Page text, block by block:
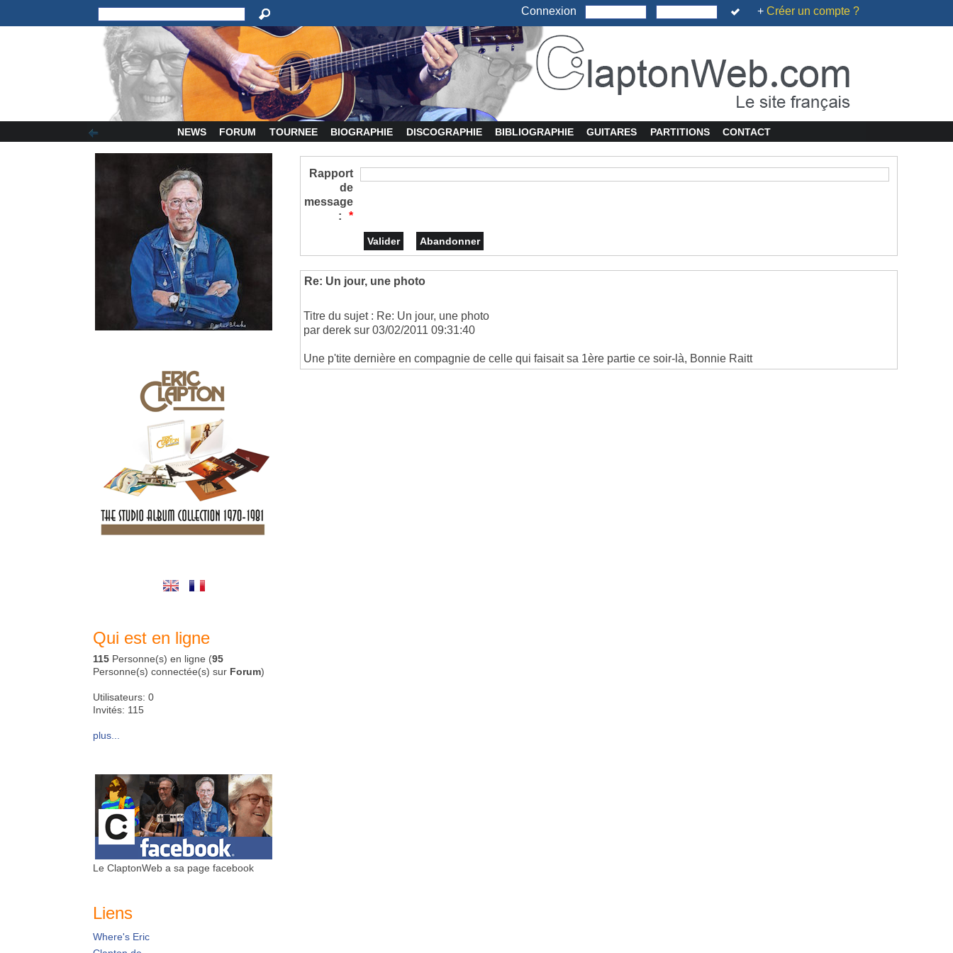
Connexion + Créer un compte ?
NEWS FORUM TOURNEE BIOGRAPHIE DISCOGRAPHIE BIBLIOGRAPHIE GUITARES PARTITIONS CONTACT
Qui est en ligne
115 Personne(s) en ligne (95
Personne(s) connectée(s) sur Forum)
Utilisateurs: 0
Invités: 115
plus...
Le ClaptonWeb a sa page facebook
Liens
Where's Eric
Rapport
de
message
:
*
Re: Un jour, une photo
Titre du sujet : Re: Un jour, une photo
par derek sur 03/02/2011 09:31:40
Une p'tite dernière en compagnie de celle qui faisait sa 1ère partie ce soir-là, Bonnie Raitt